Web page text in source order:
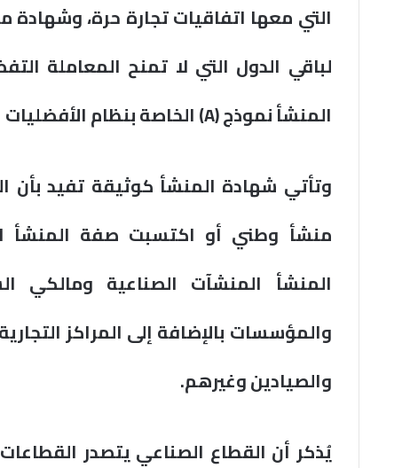
التي معها اتفاقيات تجارة حرة، وشهادة
لباقي الدول التي لا تمنح المعاملة
المنشأ نموذج (A) الخاصة بنظام الأفضليات المعمم.
وتأتي شهادة المنشأ كوثيقة تفيد بأن
منشأ وطني أو اكتسبت صفة المنشأ
المنشأ المنشآت الصناعية ومالكي
والمؤسسات بالإضافة إلى المراكز
والصيادين وغيرهم.
يُذكر أن القطاع الصناعي يتصدر